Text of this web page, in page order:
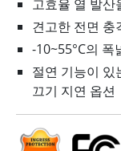
고효율 열 발산
견고한 전면 충
-10~55°C의 폭
절연 기능이 있
끄기 지연 옵션